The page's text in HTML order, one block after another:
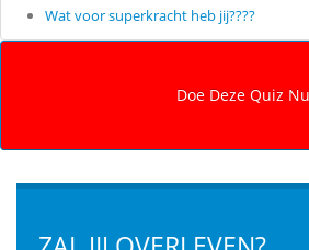
Wat voor superkracht heb jij????